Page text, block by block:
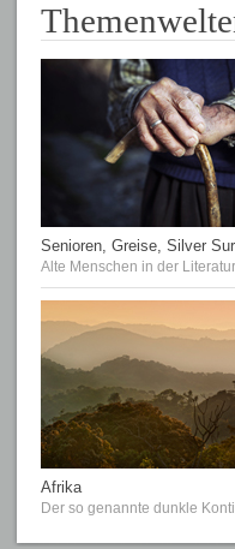
Senioren, Greise, Silver
Alte Menschen in der Literatur
Afrika
Der so genannte dunkle